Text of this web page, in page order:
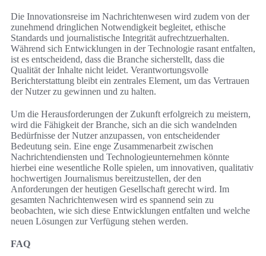
Die Innovationsreise im Nachrichtenwesen wird zudem von der
zunehmend dringlichen Notwendigkeit begleitet, ethische
Standards und journalistische Integrität aufrechtzuerhalten.
Während sich Entwicklungen in der Technologie rasant entfalten,
ist es entscheidend, dass die Branche sicherstellt, dass die
Qualität der Inhalte nicht leidet. Verantwortungsvolle
Berichterstattung bleibt ein zentrales Element, um das Vertrauen
der Nutzer zu gewinnen und zu halten.
Um die Herausforderungen der Zukunft erfolgreich zu meistern,
wird die Fähigkeit der Branche, sich an die sich wandelnden
Bedürfnisse der Nutzer anzupassen, von entscheidender
Bedeutung sein. Eine enge Zusammenarbeit zwischen
Nachrichtendiensten und Technologieunternehmen könnte
hierbei eine wesentliche Rolle spielen, um innovativen, qualitativ
hochwertigen Journalismus bereitzustellen, der den
Anforderungen der heutigen Gesellschaft gerecht wird. Im
gesamten Nachrichtenwesen wird es spannend sein zu
beobachten, wie sich diese Entwicklungen entfalten und welche
neuen Lösungen zur Verfügung stehen werden.
FAQ